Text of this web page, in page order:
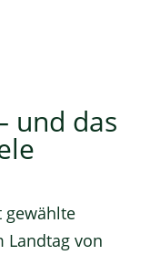
und das
gewählte
Landtag von